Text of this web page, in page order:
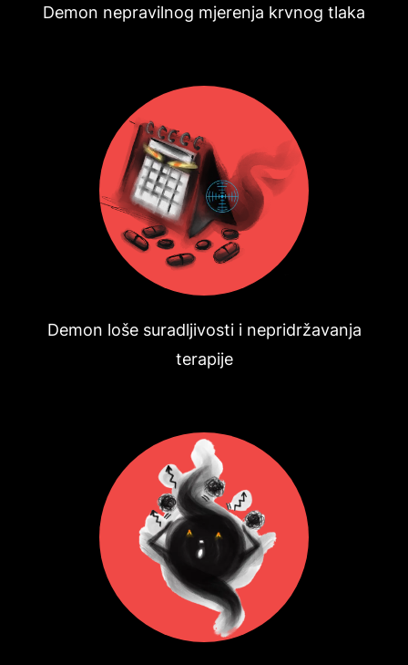
Demon nepravilnog mjerenja krvnog tlaka
Demon loše suradljivosti i nepridržavanja
terapije